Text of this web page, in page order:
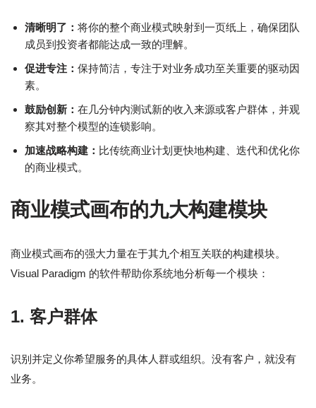
清晰明了： 将你的整个商业模式映射到一页纸上，确保团队
成员到投资者都能达成一致的理解。
促进专注： 保持简洁，专注于对业务成功至关重要的驱动因
素。
鼓励创新： 在几分钟内测试新的收入来源或客户群体，并观
察其对整个模型的连锁影响。
加速战略构建： 比传统商业计划更快地构建、迭代和优化你
的商业模式。
商业模式画布的九大构建模块
商业模式画布的强大力量在于其九个相互关联的构建模块。
Visual Paradigm 的软件帮助你系统地分析每一个模块：
1. 客户群体
识别并定义你希望服务的具体人群或组织。没有客户，就没有
业务。